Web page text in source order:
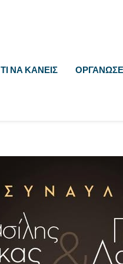
ΤΙ ΝΑ ΚΆΝΕΙΣ ΟΡΓΆΝΩΣΕ